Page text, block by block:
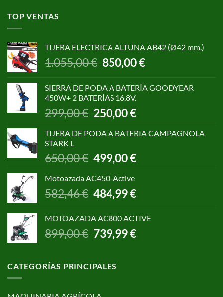
TOP VENTAS
TIJERA ELECTRICA ALTUNA AB42 (Ø42 mm.)
1.055,00€ El
precio
era:
1.055,00 €.
850,00€El
precio
es:
SIERRA DE PODA A BATERÍA GOODYEAR
450W+ 2 BATERÍAS 16,8V.
299,00€ El
precio
original
299,00 €.
250,00€El
precio
actual
250,00 €.
TIJERA DE PODA A BATERIA CAMPAGNOLA
STARK L
650,00€
El
precio
original
650,00 €.
499,00€El
precio
499,00 €.
Motoazada AC450-Active
582,46€
El
precio
era:
582,46 €.
484,99€El
precio
es:
484,99 €.
MOTOAZADA AC800 ACTIVE
899,00€ El
precio
era:
899,00 €.
739,99€El
precio
CATEGORÍAS PRINCIPALES